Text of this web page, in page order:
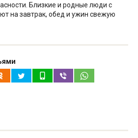
Близкие и родные люди с
на завтрак, обед и ужин свежую